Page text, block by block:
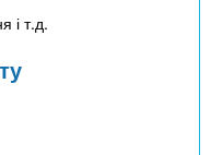
і т.д.